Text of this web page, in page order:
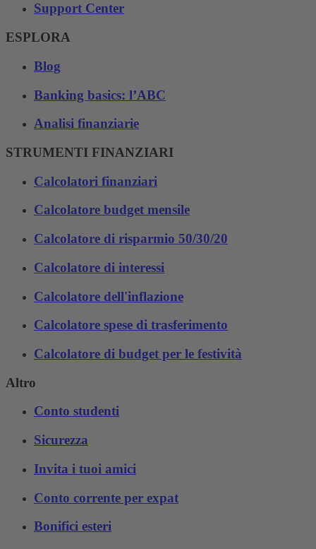
Support Center
ESPLORA
Blog
Banking basics: l’ABC
Analisi finanziarie
STRUMENTI FINANZIARI
Calcolatori finanziari
Calcolatore budget mensile
Calcolatore di risparmio 50/30/20
Calcolatore di interessi
Calcolatore dell'inflazione
Calcolatore spese di trasferimento
Calcolatore di budget per le festività
Altro
Conto studenti
Sicurezza
Invita i tuoi amici
Conto corrente per expat
Bonifici esteri